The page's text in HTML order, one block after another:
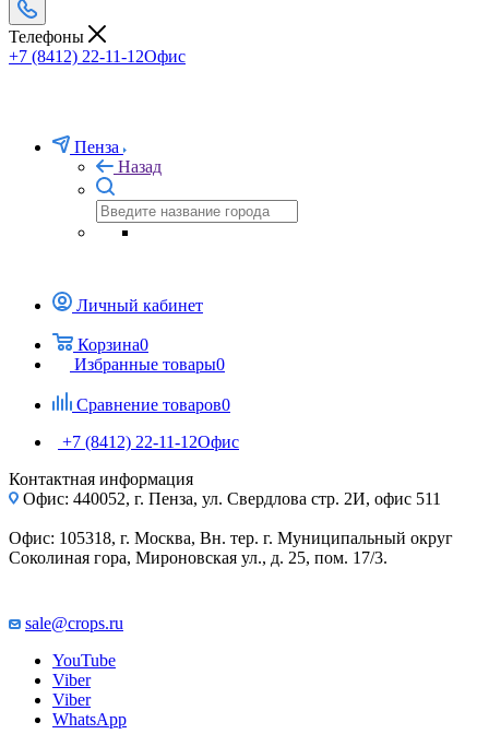
Телефоны
+7 (8412) 22-11-12Офис
Пенза
Назад
Личный кабинет
Корзина0
Избранные товары0
Сравнение товаров0
+7 (8412) 22-11-12Офис
Контактная информация
Офис: 440052, г. Пенза, ул. Свердлова стр. 2И, офис 511
Офис: 105318, г. Москва, Вн. тер. г. Муниципальный округ
Соколиная гора, Мироновская ул., д. 25, пом. 17/3.
sale@crops.ru
YouTube
Viber
Viber
WhatsApp